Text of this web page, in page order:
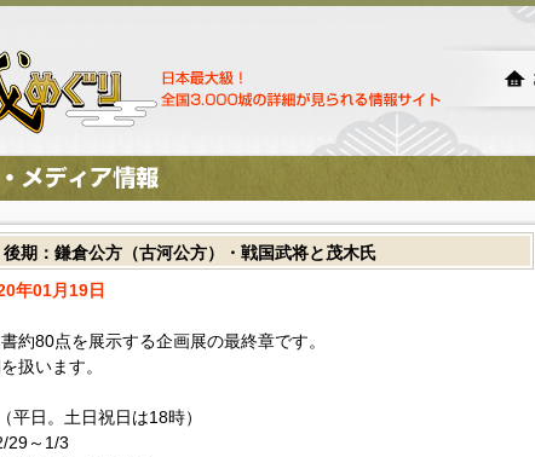
期：鎌倉公方（古河公方）・戦国武将と茂木氏
年01月19日
約80点を展示する企画展の最終章です。
扱います。
平日。土日祝日は18時）
29～1/3